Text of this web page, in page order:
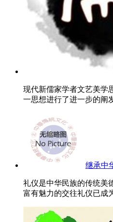
现代新儒家学者文艺美学
一思想进行了进一步的阐
继承中
礼仪是中华民族的传统美
富有魅力的交往礼仪已成